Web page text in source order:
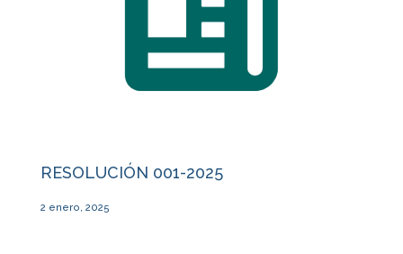
RESOLUCIÓN 001-2025
2 enero, 2025